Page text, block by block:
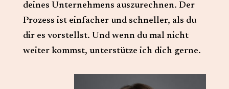
deines Unternehmens auszurechnen. Der
Prozess ist einfacher und schneller, als du
dir es vorstellst. Und wenn du mal nicht
weiter kommst, unterstütze ich dich gerne.